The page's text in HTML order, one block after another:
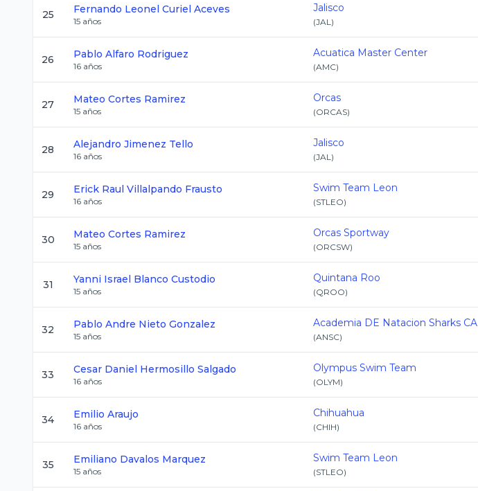
25 Fernando Leonel Curiel Aceves
15 años
Jalisco
(JAL)
26 Pablo Alfaro Rodriguez
16 años
Acuatica Master Center
(AMC)
27 Mateo Cortes Ramirez
15 años
Orcas
(ORCAS)
28 Alejandro Jimenez Tello
16 años
Jalisco
(JAL)
29 Erick Raul Villalpando Frausto
16 años
Swim Team Leon
(STLEO)
30 Mateo Cortes Ramirez
15 años
Orcas Sportway
(ORCSW)
31 Yanni Israel Blanco Custodio
15 años
Quintana Roo
(QROO)
32 Pablo Andre Nieto Gonzalez
15 años
Academia DE Natacion Sharks CA
(ANSC)
33 Cesar Daniel Hermosillo Salgado
16 años
Olympus Swim Team
(OLYM)
34 Emilio Araujo
16 años
Chihuahua
(CHIH)
35 Emiliano Davalos Marquez
15 años
Swim Team Leon
(STLEO)